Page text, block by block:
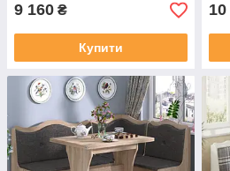
9 160 ₴
Купити